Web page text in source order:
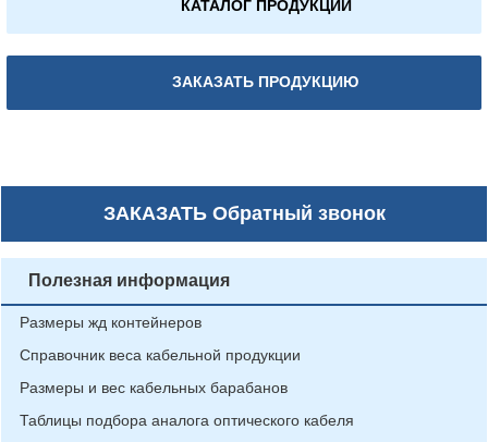
КАТАЛОГ ПРОДУКЦИИ
ЗАКАЗАТЬ ПРОДУКЦИЮ
ЗАКАЗАТЬОбратный звонок
Полезная информация
Размеры жд контейнеров
Справочник веса кабельной продукции
Размеры и вес кабельных барабанов
Таблицы подбора аналога оптического кабеля